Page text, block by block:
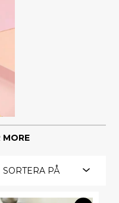
MORE
SORTERA PÅ